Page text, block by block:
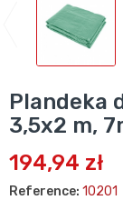
Plandeka
3,5x2 m,
194,94 zł
Reference: 10201